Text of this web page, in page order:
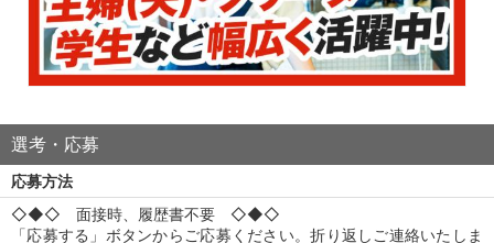
選考・応募
応募方法
◇◆◇ 面接時、履歴書不要 ◇◆◇
「応募する」ボタンからご応募ください。折り返しご連絡いたしま